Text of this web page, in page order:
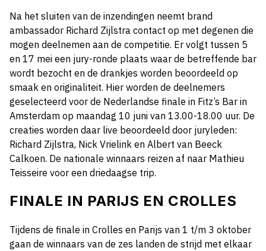
Na het sluiten van de inzendingen neemt brand
ambassador Richard Zijlstra contact op met degenen die
mogen deelnemen aan de competitie. Er volgt tussen 5
en 17 mei een jury-ronde plaats waar de betreffende bar
wordt bezocht en de drankjes worden beoordeeld op
smaak en originaliteit. Hier worden de deelnemers
geselecteerd voor de Nederlandse finale in Fitz’s Bar in
Amsterdam op maandag 10 juni van 13.00-18.00 uur. De
creaties worden daar live beoordeeld door juryleden:
Richard Zijlstra, Nick Vrielink en Albert van Beeck
Calkoen. De nationale winnaars reizen af naar Mathieu
Teisseire voor een driedaagse trip.
FINALE IN PARIJS EN CROLLES
Tijdens de finale in Crolles en Parijs van 1 t/m 3 oktober
gaan de winnaars van de zes landen de strijd met elkaar